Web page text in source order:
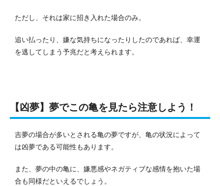
ただし、それは家に招き入れた場合のみ。
追い払ったり、嫌な気持ちになったりしたのであれば、幸運
を逃してしまう予兆だと考えられます。
【凶夢】夢でこの亀を見たら注意しよう！
吉夢の場合が多いとされる亀の夢ですが、亀の状況によって
は凶夢である可能性もあります。
また、夢の中の亀に、嫌悪感やネガティブな感情を抱いた場
合も同様だといえるでしょう。